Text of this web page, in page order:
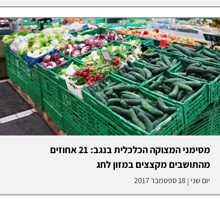
מסימני המצוקה הכלכלית בנגב: 21 אחוזים
מהתושבים מקצצים במזון לחג
יום שני |18 ספטמבר 2017